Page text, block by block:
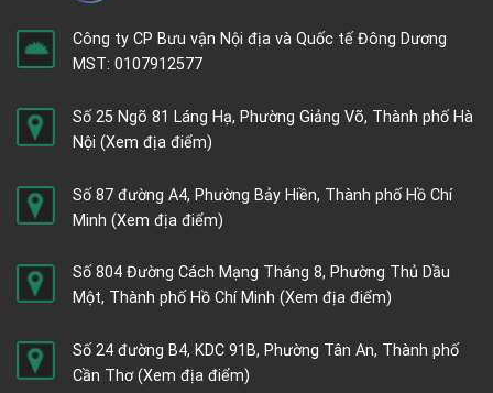
Công ty CP Bưu vận Nội địa và Quốc tế Đông Dương
MST: 0107912577
Số 25 Ngõ 81 Láng Hạ, Phường Giảng Võ, Thành phố Hà
Nội (Xem địa điểm)
Số 87 đường A4, Phường Bảy Hiền, Thành phố Hồ Chí
Minh (Xem địa điểm)
Số 804 Đường Cách Mạng Tháng 8, Phường Thủ Dầu
Một, Thành phố Hồ Chí Minh (Xem địa điểm)
Số 24 đường B4, KDC 91B, Phường Tân An, Thành phố
Cần Thơ(Xem địa điểm)